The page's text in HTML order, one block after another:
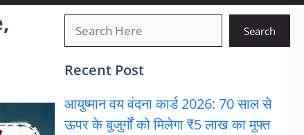
Search
Recent Post
आयुष्मान वय वंदना कार्ड 2026: 70 साल से
ऊपर के बुजुर्गों को मिलेगा ₹5 लाख का मुफ्त